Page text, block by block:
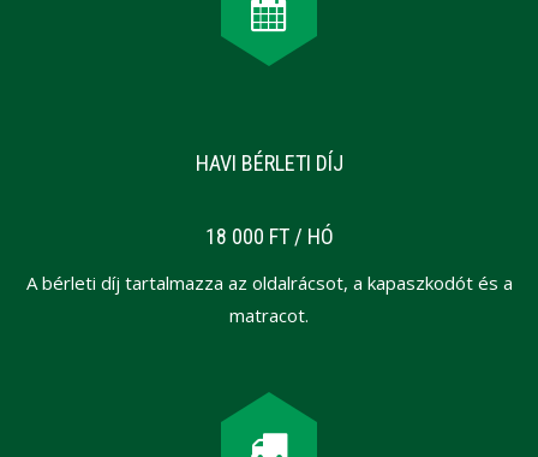
HAVI BÉRLETI DÍJ
18 000 FT / HÓ
A bérleti díj tartalmazza az oldalrácsot, a kapaszkodót és a
matracot.